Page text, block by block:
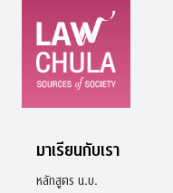
มาเรียนกับเรา
หลักสูตร น.บ.